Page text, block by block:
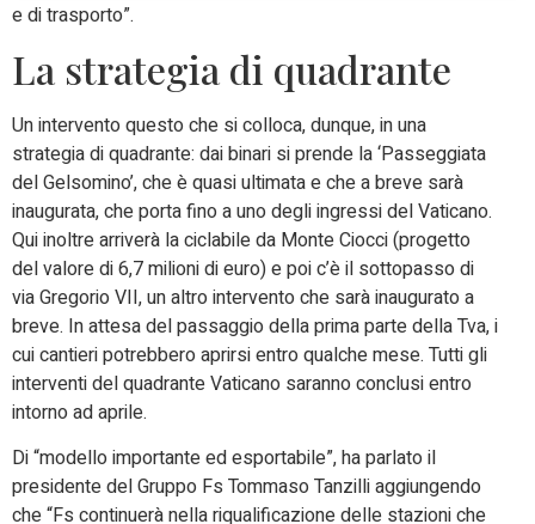
e di trasporto”.
La strategia di quadrante
Un intervento questo che si colloca, dunque, in una
strategia di quadrante: dai binari si prende la ‘Passeggiata
del Gelsomino’, che è quasi ultimata e che a breve sarà
inaugurata, che porta fino a uno degli ingressi del Vaticano.
Qui inoltre arriverà la ciclabile da Monte Ciocci (progetto
del valore di 6,7 milioni di euro)e poi c’è il sottopasso di
via Gregorio VII, un altro intervento che sarà inaugurato a
breve. In attesa del passaggio della prima parte della Tva, i
cui cantieri potrebbero aprirsi entro qualche mese. Tutti gli
interventi del quadrante Vaticano saranno conclusi entro
intorno ad aprile.
Di “modello importante ed esportabile”, ha parlato il
presidente del Gruppo Fs Tommaso Tanzilli aggiungendo
che “Fs continuerà nella riqualificazione delle stazioni che